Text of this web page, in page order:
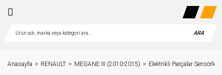
ARA
Anasayfa RENAULT MEGANE III (2010-2015) Elektrikli Parçalar Sensörler